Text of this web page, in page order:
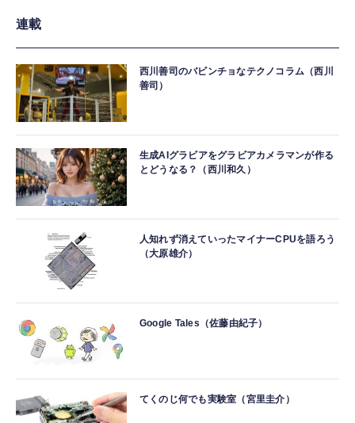
連載
西川善司のバビンチョなテクノコラム（西川
善司）
生成AIグラビアをグラビアカメラマンが作る
とどうなる？（西川和久）
人知れず消えていったマイナーCPUを語ろう
（大原雄介）
Google Tales（佐藤由紀子）
てくのじ何でも実験室（宮里圭介）